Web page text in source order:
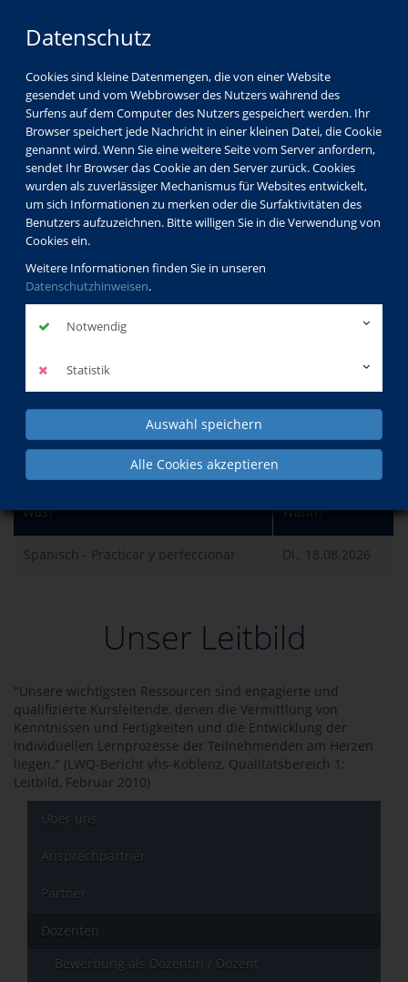
Datenschutz
Cookies sind kleine Datenmengen, die von einer Website
gesendet und vom Webbrowser des Nutzers während des
Surfens auf dem Computer des Nutzers gespeichert werden. Ihr
Browser speichert jede Nachricht in einer kleinen Datei, die Cookie
genannt wird. Wenn Sie eine weitere Seite vom Server anfordern,
sendet Ihr Browser das Cookie an den Server zurück. Cookies
wurden als zuverlässiger Mechanismus für Websites entwickelt,
um sich Informationen zu merken oder die Surfaktivitäten des
Benutzers aufzuzeichnen. Bitte willigen Sie in die Verwendung von
Cookies ein.
Weitere Informationen finden Sie in unseren
Datenschutzhinweisen.
Notwendig
Statistik
Auswahl speichern
Alle Cookies akzeptieren
Über uns
Dozenten
Maria Rosa Carrillo de Hackenberg
Maria Rosa
Carrillo de
Hackenberg
Dozentinnenprofil
Kurse der Dozentin
Was? Wann?
Spanisch - Practicar y perfeccionar Di., 18.08.2026
Unser Leitbild
"Unsere wichtigsten Ressourcen sind engagierte und
qualifizierte Kursleitende, denen die Vermittlung von
Kenntnissen und Fertigkeiten und die Entwicklung der
individuellen Lernprozesse der Teilnehmenden am Herzen
liegen." (LWQ-Bericht vhs-Koblenz, Qualitätsbereich 1:
Leitbild, Februar 2010)
Über uns
Ansprechpartner
Partner
Dozenten
Bewerbung als Dozentin / Dozent